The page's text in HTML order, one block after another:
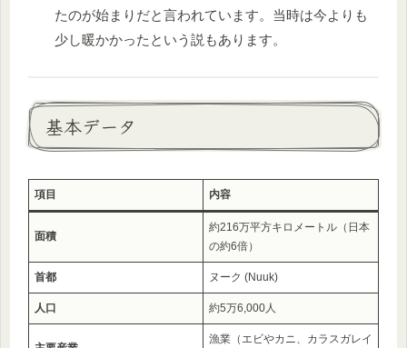
たのが始まりだと言われています。当時は今よりも
少し暖かかったという説もあります。
基本データ
項目 内容
面積
約216万平方キロメートル（日本
の約6倍）
首都 ヌーク (Nuuk)
人口 約5万6,000人
漁業（エビやカニ、カラスガレイ